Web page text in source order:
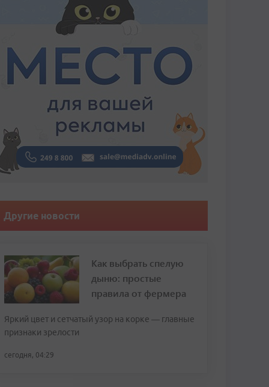
Другие новости
Как выбрать спелую
дыню: простые
правила от фермера
Яркий цвет и сетчатый узор на корке — главные
признаки зрелости
сегодня, 04:29